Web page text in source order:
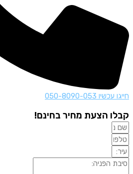
חייגו עכשיו 050-8090-053
קבלו הצעת מחיר בחינם!